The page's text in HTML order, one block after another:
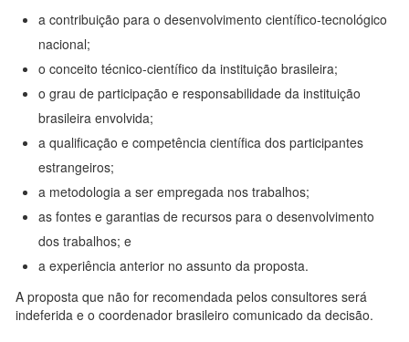
a contribuição para o desenvolvimento científico-tecnológico
nacional;
o conceito técnico-científico da instituição brasileira;
o grau de participação e responsabilidade da instituição
brasileira envolvida;
a qualificação e competência científica dos participantes
estrangeiros;
a metodologia a ser empregada nos trabalhos;
as fontes e garantias de recursos para o desenvolvimento
dos trabalhos; e
a experiência anterior no assunto da proposta.
A proposta que não for recomendada pelos consultores será
indeferida e o coordenador brasileiro comunicado da decisão.